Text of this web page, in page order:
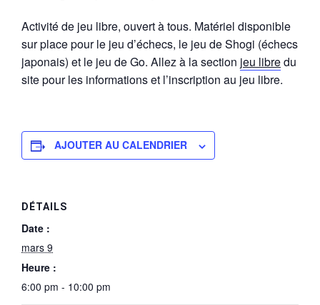
Activité de jeu libre, ouvert à tous. Matériel disponible
sur place pour le jeu d’échecs, le jeu de Shogi (échecs
japonais) et le jeu de Go. Allez à la section jeu libredu
site pour les informations et l’inscription au jeu libre.
AJOUTER AU CALENDRIER
DÉTAILS
Date :
mars 9
Heure :
6:00 pm - 10:00 pm